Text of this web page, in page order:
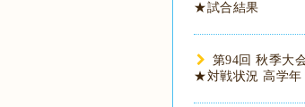
★試合結果
第94回 秋季
★対戦状況 高学年